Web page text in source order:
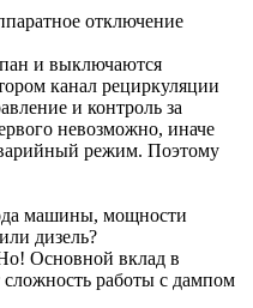
отключение
и выключаются
канал рециркуляции
и контроль за
невозможно, иначе
режим. Поэтому
машины, мощности
дизель?
Основной вклад в
работы с дампом